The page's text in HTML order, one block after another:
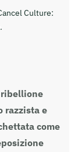
Culture:
razzista e
come